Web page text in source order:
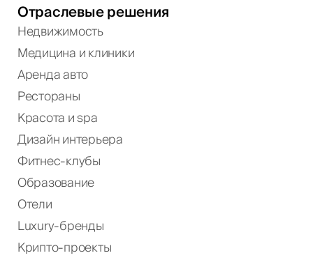
Отраслевые решения
Недвижимость
Медицина и клиники
Аренда авто
Рестораны
Красота и spa
Дизайн интерьера
Фитнес-клубы
Образование
Отели
Luxury-бренды
Крипто-проекты